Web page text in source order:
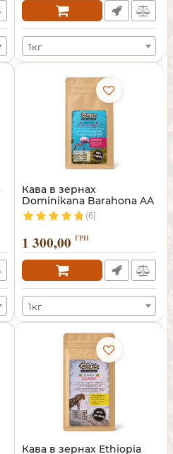
1кг
Кава в зернах
Dominikana Barahona AA
(Домінікана)(6)
1 300,00 ГРН
1кг
Кава в зернах Ethiopia